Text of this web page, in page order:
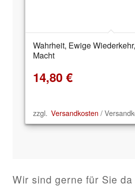
Wahrheit, Ewige
Macht
14,80 €
zzgl. Versandkosten /
Wir sind gerne für Sie da